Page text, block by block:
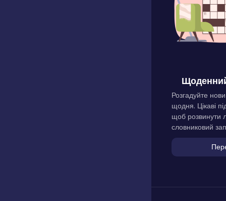
Розгадуйте
щодня. Цікаві
щоб розвинути
словниковий